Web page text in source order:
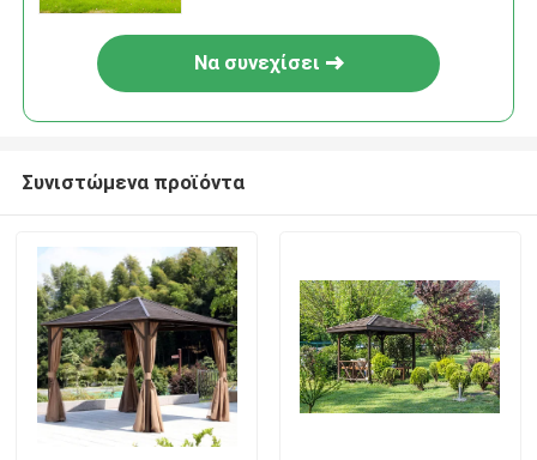
Να συνεχίσει
Συνιστώμενα προϊόντα